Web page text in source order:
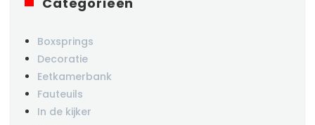
Boxsprings
Decoratie
Eetkamerbank
Fauteuils
In de kijker